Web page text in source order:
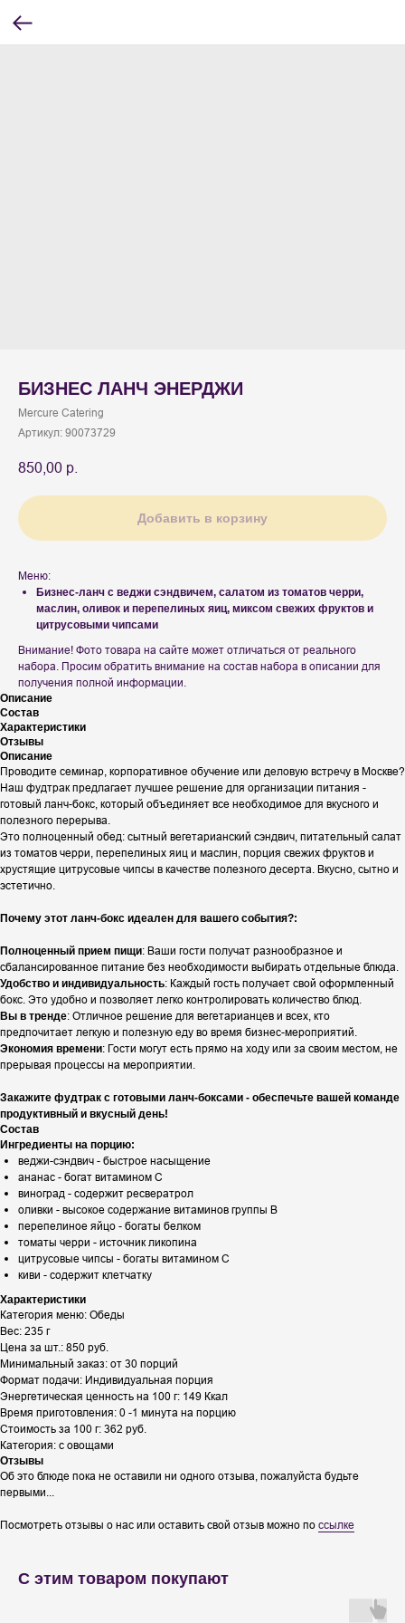
БИЗНЕС ЛАНЧ ЭНЕРДЖИ
Mercure Catering
Артикул: 90073729
850,00 р.
Добавить в корзину
Меню:
Бизнес-ланч с веджи сэндвичем, салатом из томатов черри,
маслин, оливок и перепелиных яиц, миксом свежих фруктов и
цитрусовыми чипсами
Внимание! Фото товара на сайте может отличаться от реального
набора. Просим обратить внимание на состав набора в описании для
получения полной информации.
Описание
Состав
Характеристики
Отзывы
Описание
Проводите семинар, корпоративное обучение или деловую встречу в Москве?
Наш фудтрак предлагает лучшее решение для организации питания -
готовый ланч-бокс, который объединяет все необходимое для вкусного и
полезного перерыва.
Это полноценный обед: сытный вегетарианский сэндвич, питательный салат
из томатов черри, перепелиных яиц и маслин, порция свежих фруктов и
хрустящие цитрусовые чипсы в качестве полезного десерта. Вкусно, сытно и
эстетично.
Почему этот ланч-бокс идеален для вашего события?:
Полноценный прием пищи: Ваши гости получат разнообразное и
сбалансированное питание без необходимости выбирать отдельные блюда.
Удобство и индивидуальность: Каждый гость получает свой оформленный
бокс. Это удобно и позволяет легко контролировать количество блюд.
Вы в тренде: Отличное решение для вегетарианцев и всех, кто
предпочитает легкую и полезную еду во время бизнес-мероприятий.
Экономия времени: Гости могут есть прямо на ходу или за своим местом, не
прерывая процессы на мероприятии.
Закажите фудтрак с готовыми ланч-боксами - обеспечьте вашей команде
продуктивный и вкусный день!
Состав
Ингредиенты на порцию:
веджи-сэндвич - быстрое насыщение
ананас - богат витамином С
виноград - содержит ресвератрол
оливки - высокое содержание витаминов группы В
перепелиное яйцо - богаты белком
томаты черри - источник ликопина
цитрусовые чипсы - богаты витамином С
киви - содержит клетчатку
Характеристики
Категория меню: Обеды
Вес: 235 г
Цена за шт.: 850 руб.
Минимальный заказ: от 30 порций
Формат подачи: Индивидуальная порция
Энергетическая ценность на 100 г: 149 Ккал
Время приготовления: 0 -1 минута на порцию
Стоимость за 100 г: 362 руб.
Категория: с овощами
Отзывы
Об это блюде пока не оставили ни одного отзыва, пожалуйста будьте
первыми...
Посмотреть отзывы о нас или оставить свой отзыв можно по ссылке
С этим товаром покупают